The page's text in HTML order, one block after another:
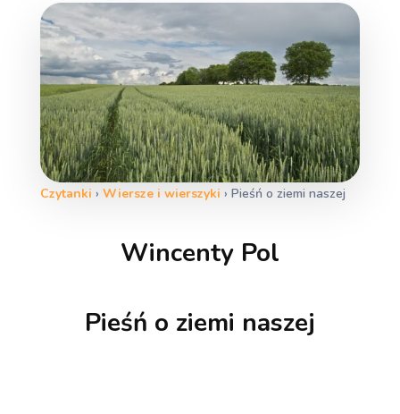
Czytanki › Wiersze i wierszyki › Pieśń o ziemi naszej
Wincenty Pol
Pieśń o ziemi naszej